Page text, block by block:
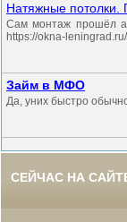
Натяжные потолки.
Сам монтаж прошёл
https://okna-
Займ в МФО
Да, уних быстро
СЕЙЧАС НА